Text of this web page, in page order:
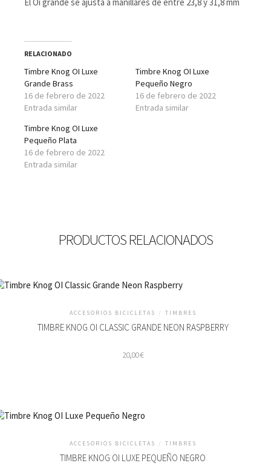
El Oi grande se ajusta a manillares de entre 23,8 y 31,8 mm
RELACIONADO
Timbre Knog OI Luxe
Grande Brass
16 de febrero de 2022
Entrada similar
Timbre Knog OI Luxe
Pequeño Negro
16 de febrero de 2022
Entrada similar
Timbre Knog OI Luxe
Pequeño Plata
16 de febrero de 2022
Entrada similar
PRODUCTOS RELACIONADOS
ACCESORIOS BICICLETAS / TIMBRES
TIMBRE KNOG OI CLASSIC GRANDE NEON RASPBERRY
20,00€
ACCESORIOS BICICLETAS / TIMBRES
TIMBRE KNOG OI LUXE PEQUEÑO NEGRO